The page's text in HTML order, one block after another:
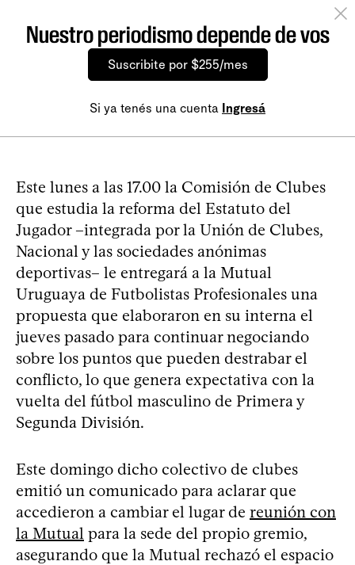
Nuestro periodismo depende de vos
Suscribite por $255/mes
Si ya tenés una cuenta Ingresá
Este lunes a las 17.00 la Comisión de Clubes
que estudia la reforma del Estatuto del
Jugador –integrada por la Unión de Clubes,
Nacional y las sociedades anónimas
deportivas– le entregará a la Mutual
Uruguaya de Futbolistas Profesionales una
propuesta que elaboraron en su interna el
jueves pasado para continuar negociando
sobre los puntos que pueden destrabar el
conflicto, lo que genera expectativa con la
vuelta del fútbol masculino de Primera y
Segunda División.
Este domingo dicho colectivo de clubes
emitió un comunicado para aclarar que
accedieron a cambiar el lugar de reunión con
la Mutual para la sede del propio gremio,
asegurando que la Mutual rechazó el espacio